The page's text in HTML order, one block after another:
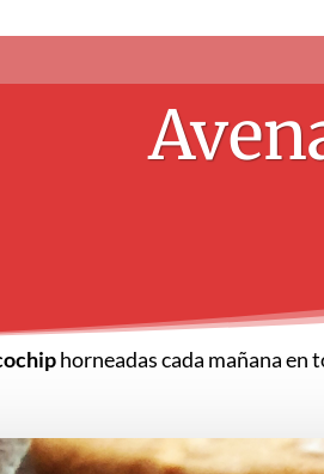
horneadas cada mañana